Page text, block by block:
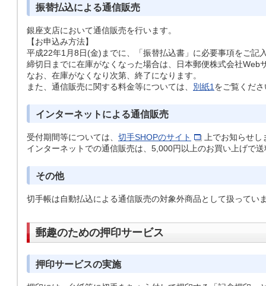
振替払込による通信販売
銀座支店において通信販売を行います。
【お申込み方法】
平成22年1月8日(金)までに、「振替払込書」に必要事項をご記
締切日までに在庫がなくなった場合は、日本郵便株式会社Web
なお、在庫がなくなり次第、終了になります。
また、通信販売に関する料金等については、 別紙1 をご覧くだ
インターネットによる通信販売
受付期間等については、 切手SHOPのサイト
上でお知らせし
インターネットでの通信販売は、5,000円以上のお買い上げで
その他
切手帳は自動払込による通信販売の対象外商品として扱ってい
郵趣のための押印サービス
押印サービスの実施